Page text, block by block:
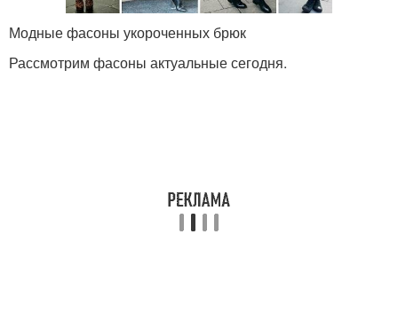
Модные фасоны укороченных брюк
Рассмотрим фасоны актуальные сегодня.